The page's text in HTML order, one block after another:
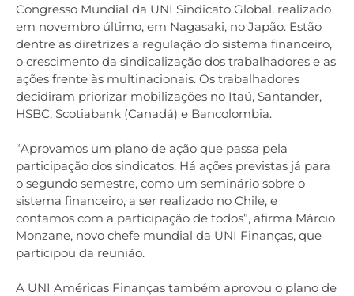
Congresso Mundial da UNI Sindicato Global, realizado
em novembro último, em Nagasaki, no Japão. Estão
dentre as diretrizes a regulação do sistema financeiro,
o crescimento da sindicalização dos trabalhadores e as
ações frente às multinacionais. Os trabalhadores
decidiram priorizar mobilizações no Itaú, Santander,
HSBC, Scotiabank (Canadá) e Bancolombia.
“Aprovamos um plano de ação que passa pela
participação dos sindicatos. Há ações previstas já para
o segundo semestre, como um seminário sobre o
sistema financeiro, a ser realizado no Chile, e
contamos com a participação de todos”, afirma Márcio
Monzane, novo chefe mundial da UNI Finanças, que
participou da reunião.
A UNI Américas Finanças também aprovou o plano de